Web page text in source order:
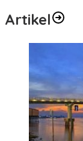
Artikel